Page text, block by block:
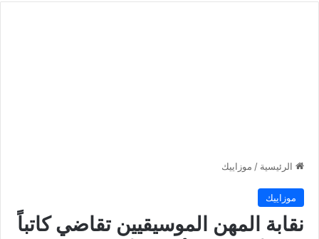
الرئيسية / موزاييك
موزاييك
نقابة المهن الموسيقيين تقاضي كاتباً